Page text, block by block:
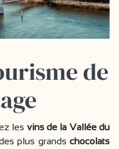
de
les vins de la Vallée du
plus grands chocolats